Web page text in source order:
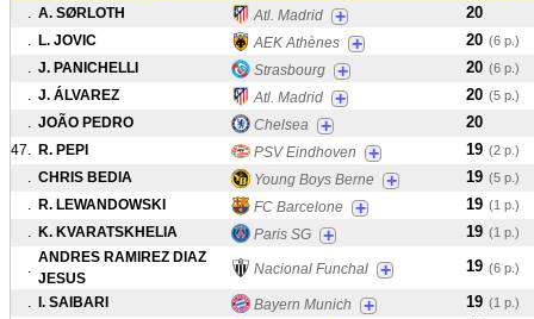
. A. SØRLOTH Atl. Madrid + 20
. L. JOVIC AEK Athènes + 20 (6 p.)
. J. PANICHELLI Strasbourg + 20 (6 p.)
. J. ÁLVAREZ Atl. Madrid + 20 (5 p.)
. JOÃO PEDRO Chelsea + 20
47. R. PEPI PSV Eindhoven + 19 (2 p.)
. CHRIS BEDIA Young Boys Berne + 19 (5 p.)
. R. LEWANDOWSKI FC Barcelone + 19 (1 p.)
. K. KVARATSKHELIA Paris SG + 19 (1 p.)
.
ANDRES RAMIREZ DIAZ
JESUS
Nacional Funchal + 19 (6 p.)
. I. SAIBARI Bayern Munich + 19 (1 p.)